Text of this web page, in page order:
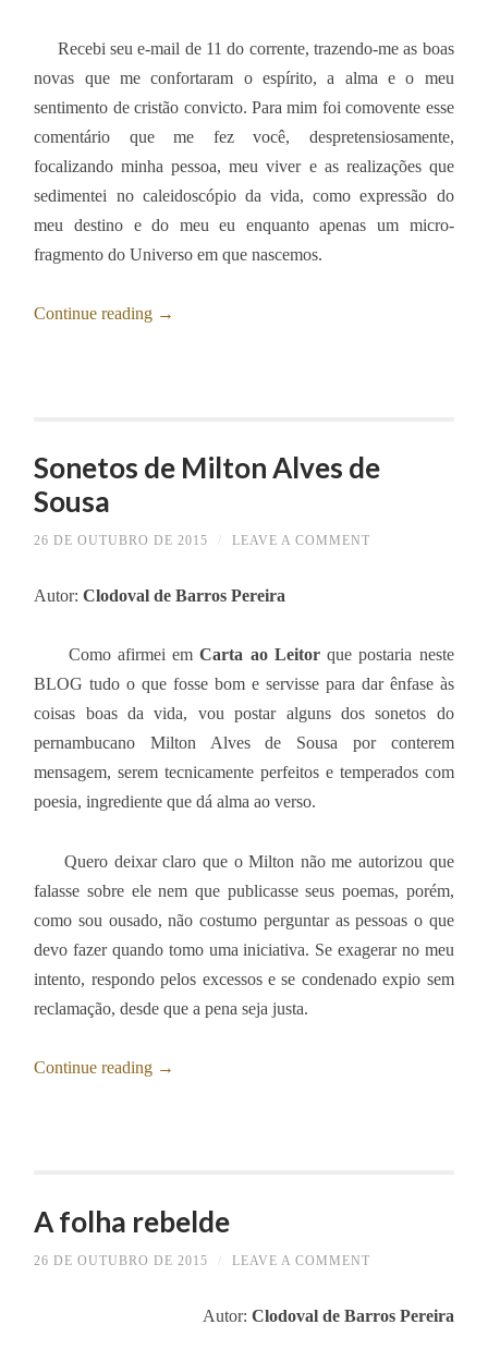
Recebi seu e-mail de 11 do corrente, trazendo-me as boas
novas que me confortaram o espírito, a alma e o meu
sentimento de cristão convicto. Para mim foi comovente esse
comentário que me fez você, despretensiosamente,
focalizando minha pessoa, meu viver e as realizações que
sedimentei no caleidoscópio da vida, como expressão do
meu destino e do meu eu enquanto apenas um micro-
fragmento do Universo em que nascemos.
Continue reading →
Sonetos de Milton Alves de
Sousa
26 DE OUTUBRO DE 2015 LEAVE A COMMENT
Autor:Clodoval de Barros Pereira
Como afirmei emCarta ao Leitorque postaria neste
BLOG tudo o que fosse bom e servisse para dar ênfase às
coisas boas da vida, vou postar alguns dos sonetos do
pernambucano Milton Alves de Sousa por conterem
mensagem, serem tecnicamente perfeitos e temperados com
poesia, ingrediente que dá alma ao verso.
Quero deixar claro que o Milton não me autorizou que
falasse sobre ele nem que publicasse seus poemas, porém,
como sou ousado, não costumo perguntar as pessoas o que
devo fazer quando tomo uma iniciativa. Se exagerar no meu
intento, respondo pelos excessos e se condenado expio sem
reclamação, desde que a pena seja justa.
Continue reading →
A folha rebelde
26 DE OUTUBRO DE 2015 LEAVE A COMMENT
Autor: Clodoval de Barros Pereira